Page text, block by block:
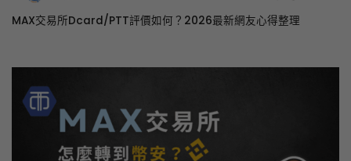
MAX交易所Dcard/PTT評價如何？2026最新網友心得整理